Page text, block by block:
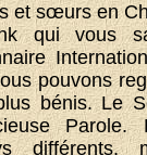
et sœurs en
qui vous
pouvons
bénis. Le
Parole.
différents,